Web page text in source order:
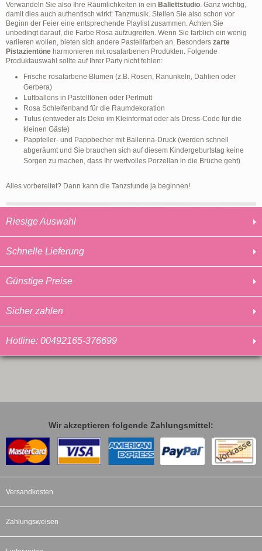
Riesige Auswahl
Schnelle Lieferung
Günstige Preise
Sicher zahlen
Hotline: 00492165-376699
Verwandeln Sie also Ihre Räumlichkeiten in ein Ballettstudio. Ganz wichtig,
damit dies auch authentisch wirkt: Tanzmusik. Stellen Sie also schon vor
Beginn der Feier eine entsprechende Playlist zusammen. Achten Sie
unbedingt darauf, die Farbe Rosa aufzugreifen. Wenn Sie farblich ein wenig
variieren wollen, bieten sich andere Pastellfarben an. Besonders zarte
Pistazientöne harmonieren mit rosafarbenen Produkten. Folgende
Produktauswahl sollte auf Ihrer Party nicht fehlen:
Frische rosafarbene Blumen (z.B. Rosen, Ranunkeln, Dahlien oder
Gerbera)
Luftballons in Pastelltönen oder Perlmutt
Rosa Schleifenband für die Raumdekoration
Tutus (entweder als Deko im Kleinformat oder als Dress-Code für die
kleinen Gäste)
Pappteller- und Pappbecher mit Ballerina-Druck (werden schnell
abgeräumt und Sie brauchen sich auf diesem Kindergeburtstag keine
Sorgen zu machen, dass Ihr wertvolles Porzellan in die Brüche geht)
Alles vorbereitet? Dann kann die Tanzstunde ja beginnen!
Wir akzeptieren folgende Zahlungsmittel:
Versandkosten
Zahlungsweisen